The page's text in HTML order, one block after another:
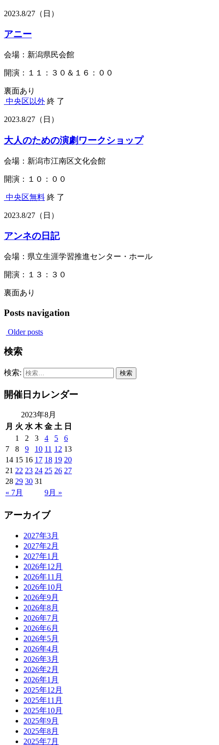
2023.8/27 （日）
アニー
会場：新潟県民会館
開演：１１：３０＆１６：００
裏面あり
中央区以外 終 了
2023.8/27 （日）
大人のための演劇ワークショップ
会場：新潟市江南区文化会館
開演：１０：００
中央区無料 終 了
2023.8/27 （日）
アンネの日記
会場：県立生涯学習推進センター・ホール
開演：１３：３０
裏面あり
Posts navigation
Older posts
検索
検索:
開催日カレンダー
2023年8月
月 火 水 木 金 土 日
« 7月 9月 »
1 2 3 4 5
6
7
8 9 10 11 12 13
14 15 16 17 18 19 20
21 22 23 24 25 26 27
28 29 30 31
アーカイブ
2027年3月
2027年2月
2027年1月
2026年12月
2026年11月
2026年10月
2026年9月
2026年8月
2026年7月
2026年6月
2026年5月
2026年4月
2026年3月
2026年2月
2026年1月
2025年12月
2025年11月
2025年10月
2025年9月
2025年8月
2025年7月